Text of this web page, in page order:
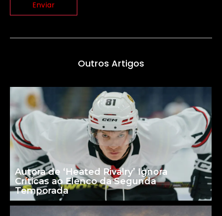
Outros Artigos
Autora de ‘Heated Rivalry’ Ignora
Críticas ao Elenco da Segunda
Temporada